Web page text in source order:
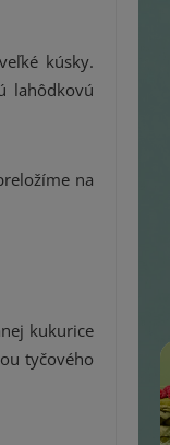
kúsky.
lahôdkovú
na
kukurice
tyčového